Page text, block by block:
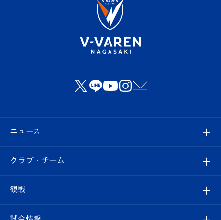
ニュース
すべて
クラブ
クラブ・チーム
観戦
観戦ルール
試合情報